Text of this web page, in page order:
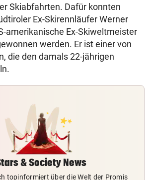
Skiabfahrten. Dafür konnten
Ex-Skirennläufer Werner
amerikanische Ex-Skiweltmeister
werden. Er ist einer von
die den damals 22-jährigen
& Society News
topinformiert über die Welt der Promis